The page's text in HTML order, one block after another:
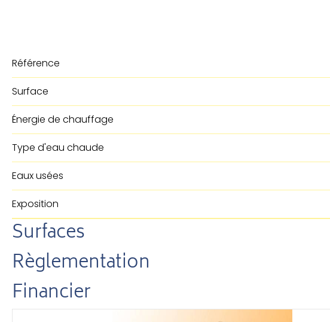
Référence
Surface
Énergie de chauffage
Type d'eau chaude
Eaux usées
Exposition
Surfaces
Règlementation
Financier